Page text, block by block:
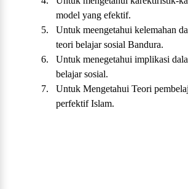
model yang efektif.
5.
Untuk meengetahui kelemahan
teori belajar sosial Bandura.
6.
Untuk menegetahui implikasi
belajar sosial.
7.
Untuk Mengetahui Teori
perfektif Islam.